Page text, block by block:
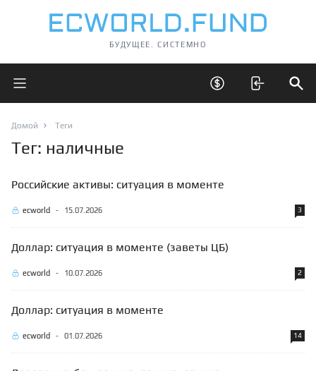
БУДУЩЕЕ. СИСТЕМНО
Открыть главное меню Открыть скрытые
Домой Теги
Тег: наличные
Российские активы: ситуация в моменте
ecworld - 15.07.2026 3
Доллар: ситуация в моменте (заветы ЦБ)
ecworld - 10.07.2026 2
Доллар: ситуация в моменте
ecworld - 01.07.2026 14